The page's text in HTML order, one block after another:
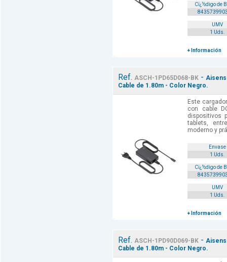
Cï¿½digo de
UMV
1 Uds.
+ Información
Ref. ASCH-1PD65D068-BK - Aisens
Cable de 1.80m - Color Negro.
Este
con cable
dispositivos
tablets,
moderno y
Envase
1 Uds.
Cï¿½digo de
UMV
1 Uds.
+ Información
Ref. ASCH-1PD90D069-BK - Aisens
Cable de 1.80m - Color Negro.